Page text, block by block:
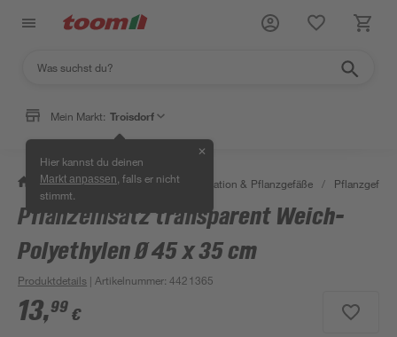
Mein Markt: Troisdorf
Hier kannst du deinen
Markt anpassen , falls er nicht
stimmt.
✕
/ Garten & Freizeit / Gartendekoration & Pflanzgefäße /
Pflanzeinsatz transparent Weich-
Polyethylen Ø 45 x 35 cm
Produktdetails | Artikelnummer:4421365
13,99 €